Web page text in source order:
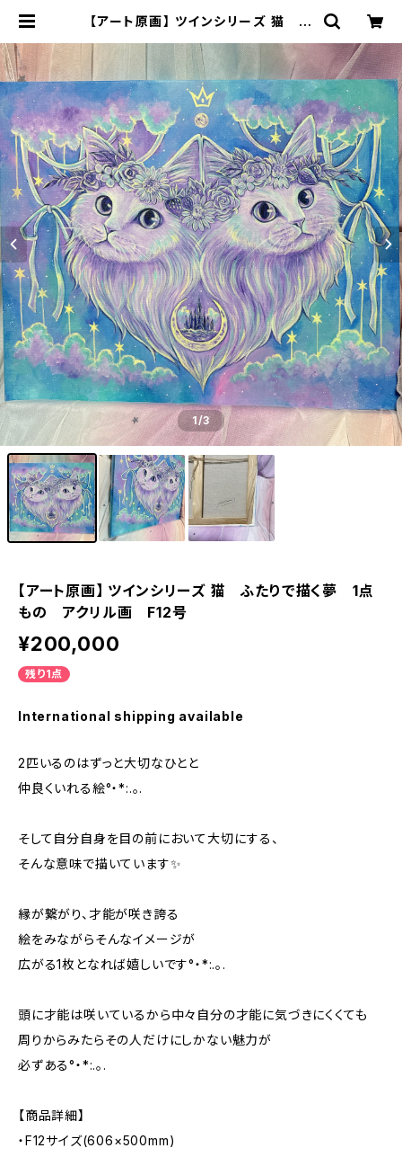
【アート原画】 ツインシリーズ 猫 ふ
画 F12号 | 70m(naomi)
1/3
【アート原画】 ツインシリーズ 猫 ふたりで描く夢 1点
もの アクリル画 F12号
¥200,000
残り1点
International shipping available
2匹いるのはずっと大切なひとと
仲良くいれる絵°・*:.。.
そして自分自身を目の前において大切にする、
そんな意味で描いています✨️
縁が繋がり、才能が咲き誇る
絵をみながらそんなイメージが
広がる1枚となれば嬉しいです°・*:.。.
頭に才能は咲いているから中々自分の才能に気づきにくくても
周りからみたらその人だけにしかない魅力が
必ずある°・*:.。.
【商品詳細】
・F12サイズ(606×500mm)